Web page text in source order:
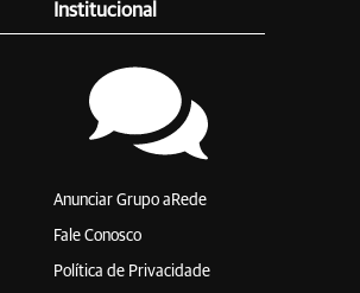
Institucional
Anunciar Grupo aRede
Fale Conosco
Política de Privacidade